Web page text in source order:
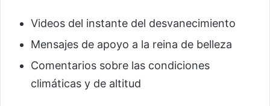
Videos del instante del desvanecimiento
Mensajes de apoyo a la reina de belleza
Comentarios sobre las condiciones
climáticas y de altitud